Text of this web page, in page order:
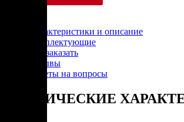
Характеристики и описание
Комплектующие
Как заказать
Отзывы
Ответы на вопросы
ТЕХНИЧЕСКИЕ